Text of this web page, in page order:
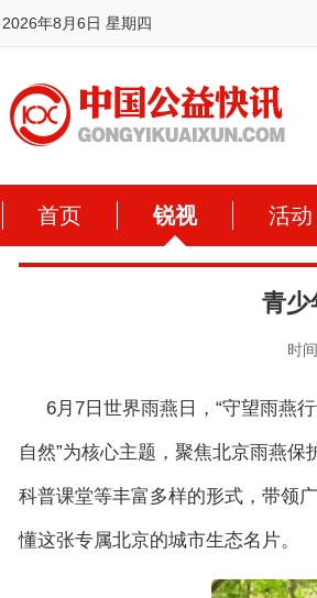
2026年8月6日 星期四
首页 锐视 活动
青少
时
6月7日世界雨燕日，“守望雨燕
自然”为核心主题，聚焦北京雨燕
科普课堂等丰富多样的形式，带领
懂这张专属北京的城市生态名片。